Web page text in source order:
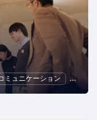
ミュニケーション リー